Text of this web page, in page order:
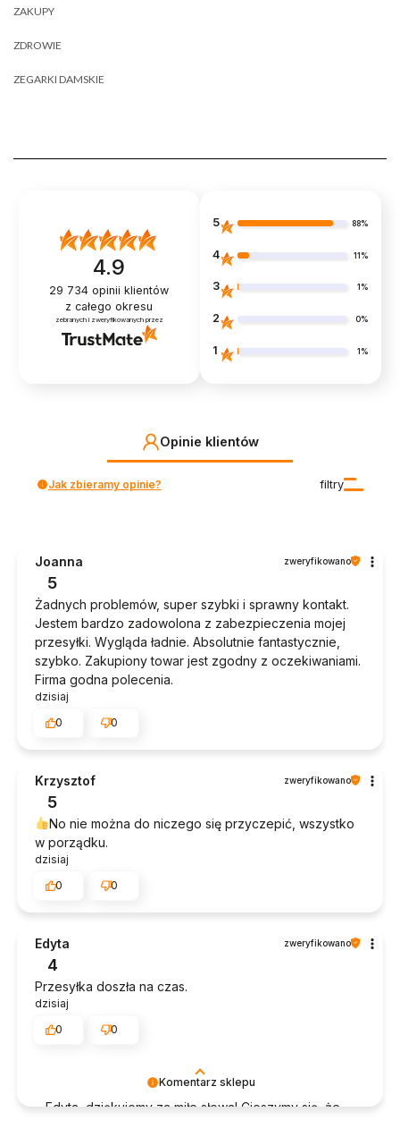
ZAKUPY
ZDROWIE
ZEGARKI DAMSKIE
4.9
29 734 opinii klientów
z całego okresu
zebranych i zweryfikowanych przez
5 88%
4 11%
3 1%
2 0%
1 1%
Opinie klientów
filtry
Jak zbieramy opinie?
Joanna zweryfikowano
5
Żadnych problemów, super szybki i sprawny kontakt.
Jestem bardzo zadowolona z zabezpieczenia mojej
przesyłki. Wygląda ładnie. Absolutnie fantastycznie,
szybko. Zakupiony towar jest zgodny z oczekiwaniami.
Firma godna polecenia.
dzisiaj
0
0
Krzysztof zweryfikowano
5
No nie można do niczego się przyczepić, wszystko
w porządku.
dzisiaj
0
0
Komentarz sklepu
Edyta, dziękujemy za miłe słowa! Cieszymy się, że
Edyta zweryfikowano
4
Przesyłka doszła na czas.
dzisiaj
0
0